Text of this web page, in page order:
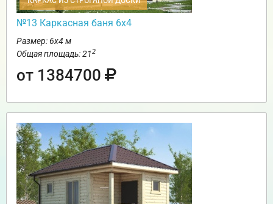
№13 Каркасная баня 6х4
Размер: 6х4 м
Общая площадь: 212
от 1384700